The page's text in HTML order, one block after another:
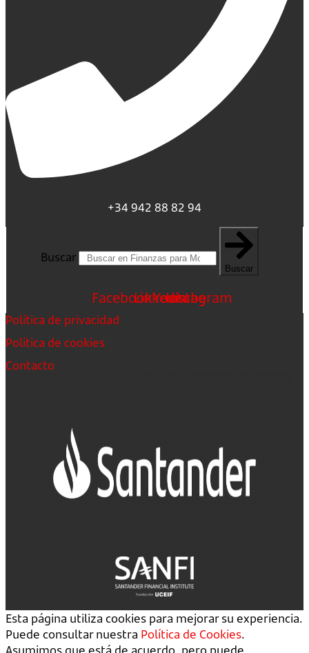
+34 942 88 82 94
Buscar
Buscar
FacebookLinkedin
Youtube
Instagram
Política de privacidad
Política de cookies
Contacto
Esta página utiliza cookies para mejorar su experiencia.
Puede consultar nuestra Política de Cookies.
Asumimos que está de acuerdo, pero puede